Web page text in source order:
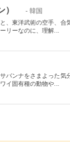
ン） - 韓国
、東洋武術の空手、
リーなのに、理解...
バンナをさまよった
イ固有種の動物や...